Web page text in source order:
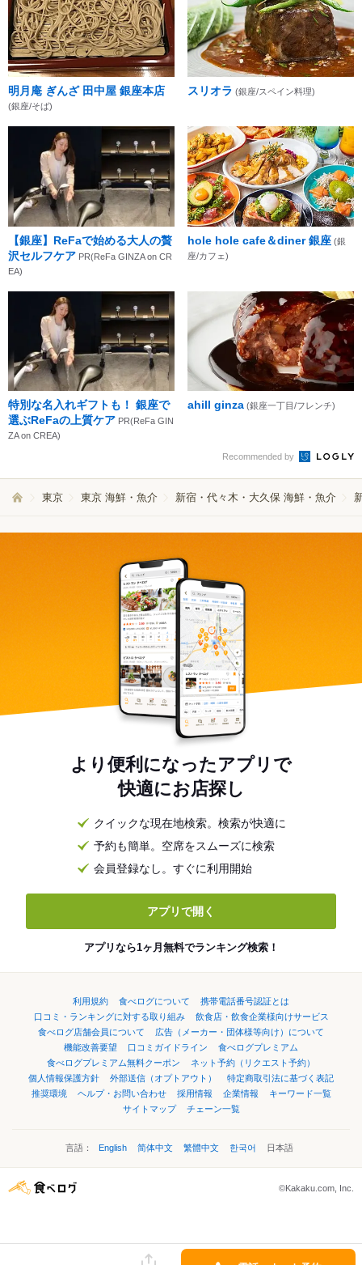
明月庵 ぎんざ 田中屋 銀座本店
(銀座/そば)
スリオラ (銀座/スペイン料理)
【銀座】ReFaで始める大人の贅
沢セルフケア PR(ReFa GINZA on CR
EA)
hole hole cafe＆diner 銀座 (銀
座/カフェ)
特別な名入れギフトも！ 銀座で
選ぶReFaの上質ケア PR(ReFa GIN
ZA on CREA)
ahill ginza (銀座一丁目/フレンチ)
Recommended by
東京 東京 海鮮・魚介 新宿・代々木・大久保 海鮮・魚介
より便利になったアプリで
快適にお店探し
クイックな現在地検索。検索が快適に
予約も簡単。空席をスムーズに検索
会員登録なし。すぐに利用開始
アプリで開く
アプリなら1ヶ月無料でランキング検索！
利用規約 食べログについて
携帯電話番号認証とは
口コミ・ランキングに対する取り組み
飲食店・飲食企業様向けサービス
食べログ店舗会員について
広告（メーカー・団体様等向け）について
機能改善要望
口コミガイドライン
食べログプレミアム
食べログプレミアム無料クーポン
ネット予約（リクエスト予約）
個人情報保護方針
外部送信（オプトアウト）
特定商取引法に基づく表記
推奨環境
ヘルプ・お問い合わせ 採用情報 企業情報
キーワード一覧
サイトマップ
チェーン一覧
言語： English 简体中文 繁體中文 한국어 日本語
©Kakaku.com, Inc.